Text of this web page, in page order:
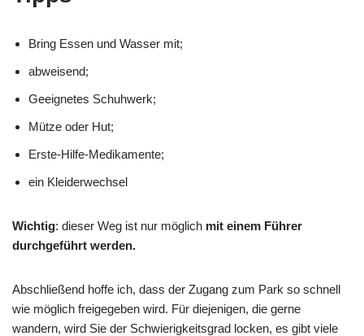
Bring Essen und Wasser mit;
abweisend;
Geeignetes Schuhwerk;
Mütze oder Hut;
Erste-Hilfe-Medikamente;
ein Kleiderwechsel
Wichtig: dieser Weg ist nur möglich mit einem Führer
durchgeführt werden.
Abschließend hoffe ich, dass der Zugang zum Park so schnell
wie möglich freigegeben wird. Für diejenigen, die gerne
wandern, wird Sie der Schwierigkeitsgrad locken, es gibt viele